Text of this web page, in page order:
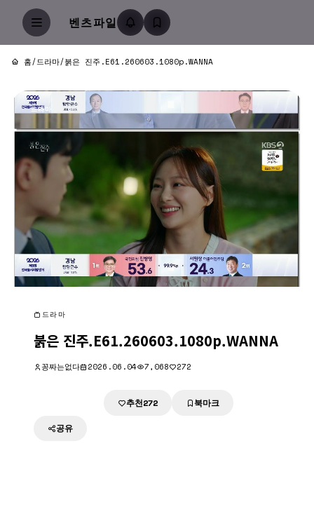
벤츠파일
홈/드라마/붉은 진주.E61.260603.1080p.WANNA
드라마
드라마
붉은 진주.E61.260603.1080p.WANNA
꽁짜는없다 2026.06.04 7,068 272
추천272 북마크
공유